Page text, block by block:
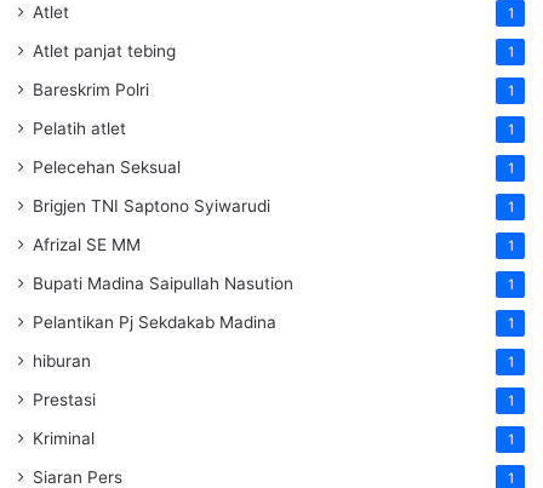
Atlet 1
Atlet panjat tebing 1
Bareskrim Polri 1
Pelatih atlet 1
Pelecehan Seksual 1
Brigjen TNI Saptono Syiwarudi 1
Afrizal SE MM 1
Bupati Madina Saipullah Nasution 1
Pelantikan Pj Sekdakab Madina 1
hiburan 1
Prestasi 1
Kriminal 1
Siaran Pers 1